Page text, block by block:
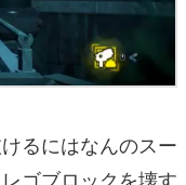
るにはなんのスー
ゴブロックを壊す